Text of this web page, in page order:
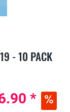
- 10 PACK
*